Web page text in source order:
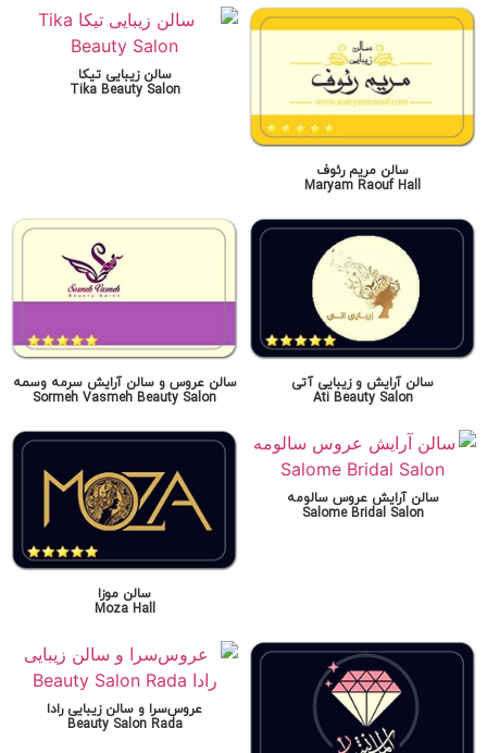
سالن مریم رئوف
Maryam Raouf Hall
سالن زیبایی تیکا
Tika Beauty Salon
سالن آرایش و زیبایی آتی
Ati Beauty Salon
سالن عروس و سالن آرایش سرمه وسمه
Sormeh Vasmeh Beauty Salon
سالن آرایش عروس سالومه
Salome Bridal Salon
سالن موزا
Moza Hall
عروس‌سرا و سالن زیبایی رادا
Beauty Salon Rada